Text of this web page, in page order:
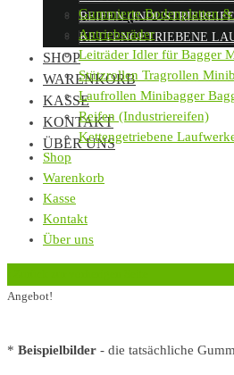
REIFEN
KETTENGETRIEBENE
SHOP
WARENKORB
KASSE
KONTAKT
ÜBER UNS
Gummierte Bodenplatten
Antriebsräder
Leiträder Idler für Bagger
Stützrollen Tragrollen
Laufrollen Minibagger
Reifen (Industriereifen)
Kettengetriebene
Shop
Warenkorb
Kasse
Kontakt
Über uns
Angebot!
* Beispielbilder - die tatsächliche